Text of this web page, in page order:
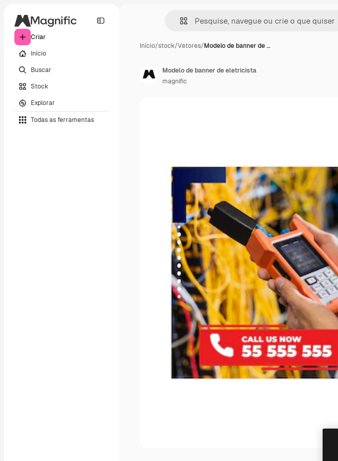
Criar
Início
Buscar
Stock
Explorar
Todas as ferramentas
Início/stock/Vetores/Modelo de banner de …
Modelo de banner de eletricista
magnific